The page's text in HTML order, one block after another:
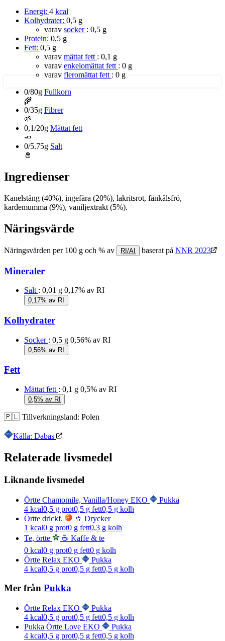
Energi: 4 kcal
Kolhydrater: 0,5 g
varav socker : 0,5 g
Protein: 0,5 g
Fett: 0,5 g
varav mättat fett : 0,1 g
varav enkelomättat fett : 0 g
varav fleromättat fett : 0 g
0/80g Fullkorn
🌾
0/35g Fibrer
🌱
0,1/20g Mättat fett
🧈
0/5.75g Salt
🧂
Ingredienser
Kanelstång (40%), ingefära (20%), lakritsrot, fänkålsfrö,
kardemumma (9%), vaniljextrakt (5%).
Näringsvärde
Näringsvärden per 100 g och % av RI/AI baserat på NNR 2023
Mineraler
Salt : 0,01 g 0,17% av RI
0,17% av RI
Kolhydrater
Socker : 0,5 g 0,56% av RI
0,56% av RI
Fett
Mättat fett : 0,1 g 0,5% av RI
0,5% av RI
🇵🇱 Tillverkningsland: Polen
Källa: Dabas
Relaterade livsmedel
Liknande livsmedel
Örtte Chamomile, Vanilla/Honey EKO
Pukka
4 kcal0,5 g prot0,5 g fett0,5 g kolh
Örtte drickf.
🥤 Drycker
1 kcal0 g prot0 g fett0,3 g kolh
Te, örtte
☕ Kaffe & te
0 kcal0 g prot0 g fett0 g kolh
Örtte Relax EKO
Pukka
4 kcal0,5 g prot0,5 g fett0,5 g kolh
Mer från Pukka
Örtte Relax EKO
Pukka
4 kcal0,5 g prot0,5 g fett0,5 g kolh
Pukka Örtte Love EKO
Pukka
4 kcal0,5 g prot0,5 g fett0,5 g kolh